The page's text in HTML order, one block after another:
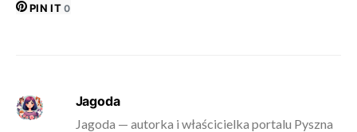
PIN IT 0
Jagoda
Jagoda — autorka i właścicielka portalu Pyszna